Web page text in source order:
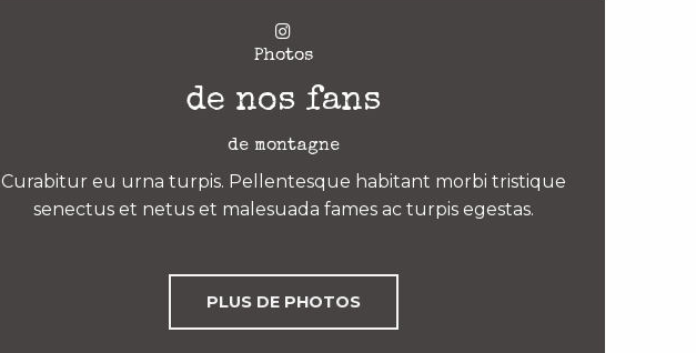
Photos
de nos fans
de montagne
Curabitur eu urna turpis. Pellentesque habitant morbi tristique
senectus et netus et malesuada fames ac turpis egestas.
PLUS DE PHOTOS